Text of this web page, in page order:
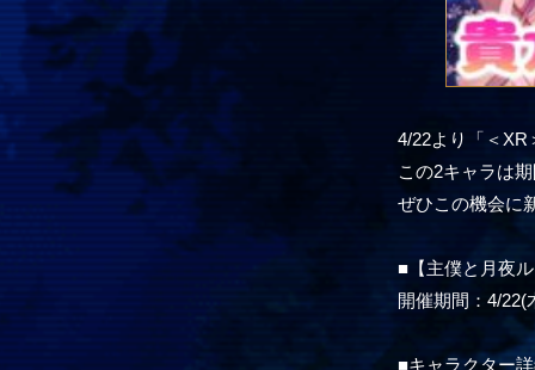
4/22より「＜XR
この2キャラは
ぜひこの機会に
■【主僕と月夜
開催期間：4/22(
■キャラクター